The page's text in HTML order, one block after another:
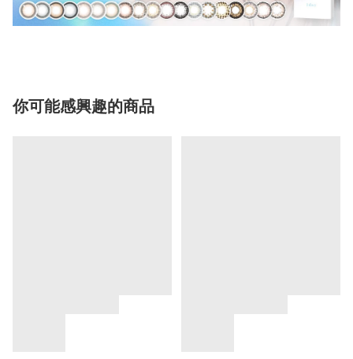
你可能感興趣的商品